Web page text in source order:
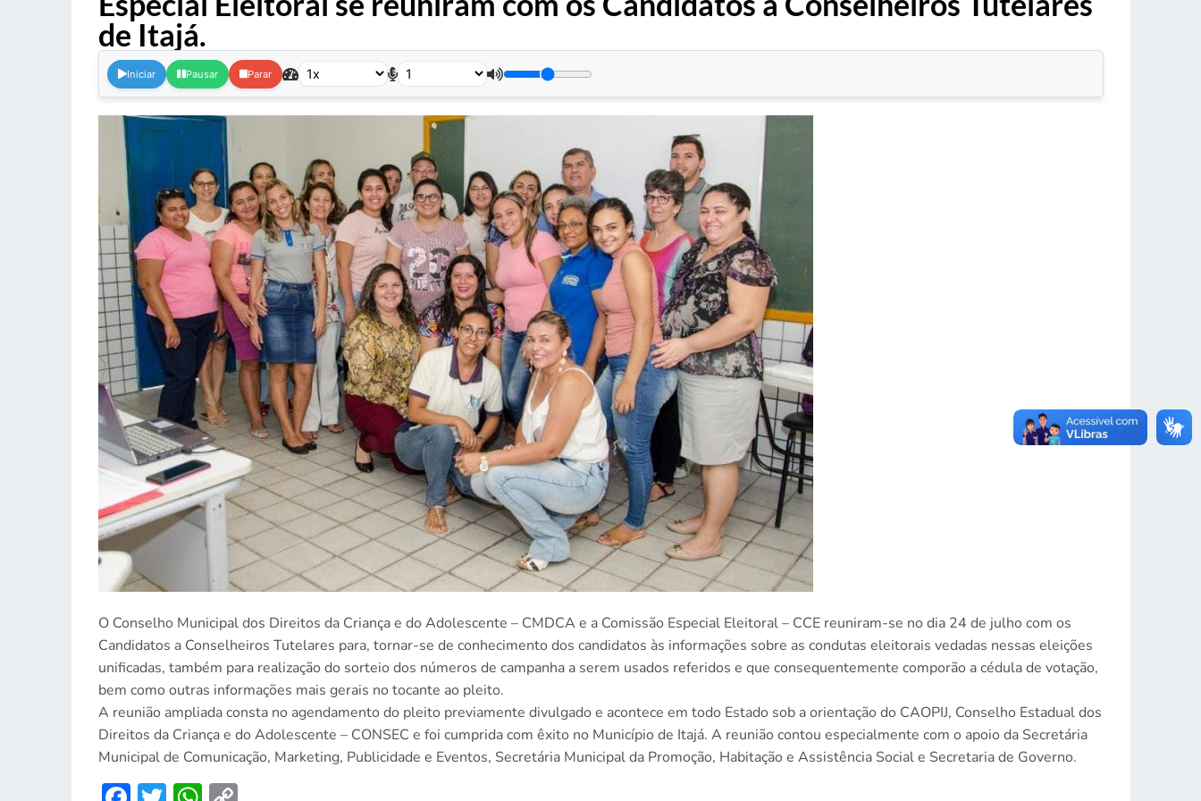
de Itajá.
Iniciar Pausar Parar
O Conselho Municipal dos Direitos da Criança e do Adolescente – CMDCA e a Comissão Especial Eleitoral – CCE reuniram-se no dia 24 de julho com os
Candidatos a Conselheiros Tutelares para, tornar-se de conhecimento dos candidatos às informações sobre as condutas eleitorais vedadas nessas eleições
unificadas, também para realização do sorteio dos números de campanha a serem usados referidos e que consequentemente comporão a cédula de votação,
bem como outras informações mais gerais no tocante ao pleito.
A reunião ampliada consta no agendamento do pleito previamente divulgado e acontece em todo Estado sob a orientação do CAOPIJ, Conselho Estadual dos
Direitos da Criança e do Adolescente – CONSEC e foi cumprida com êxito no Município de Itajá. A reunião contou especialmente com o apoio da Secretária
Municipal de Comunicação, Marketing, Publicidade e Eventos, Secretária Municipal da Promoção, Habitação e Assistência Social e Secretaria de Governo.